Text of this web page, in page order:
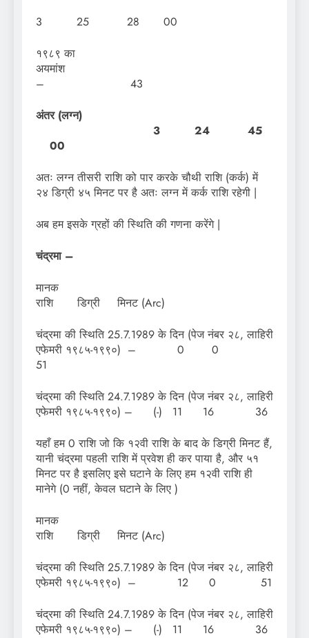
3 25 28 00
१९८९ का
– 43
अंतर (लग्न)
3 24 45
00
अतः लग्न तीसरी राशि को पार करके चौथी राशि (कर्क) में
२४ डिग्री ४५ मिनट पर है अतः लग्न में कर्क राशि रहेगी |
अब हम इसके ग्रहों की स्थिति की गणना करेंगे |
चंद्रमा –
राशि डिग्री मिनट (Arc)
चंद्रमा की स्थिति 25.7.1989 के दिन (पेज नंबर २८, लाहिरी
एफेमरी १९८५-१९९०) – 0 0
51
चंद्रमा की स्थिति 24.7.1989 के दिन (पेज नंबर २८, लाहिरी
एफेमरी १९८५-१९९०) – (-) 11 16 36
यहाँ हम 0 राशि जो कि १२वी राशि के बाद के डिग्री मिनट हैं,
यानी चंद्रमा पहली राशि में प्रवेश ही कर पाया है, और ५१
मिनट पर है इसलिए इसे घटाने के लिए हम १२वी राशि ही
मानेगे (0 नहीं, केवल घटाने के लिए )
राशि डिग्री मिनट (Arc)
चंद्रमा की स्थिति 25.7.1989 के दिन (पेज नंबर २८, लाहिरी
एफेमरी १९८५-१९९०) – 12 0 51
चंद्रमा की स्थिति 24.7.1989 के दिन (पेज नंबर २८, लाहिरी
एफेमरी १९८५-१९९०) – (-) 11 16 36